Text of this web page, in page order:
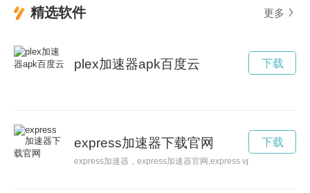
精选软件 更多
plex加速器apk百度云 下载
express加速器下载官网
express加速器，express加速器官网,express vp n
下载